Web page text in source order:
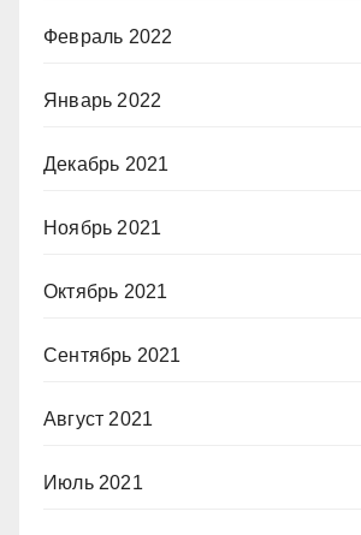
Февраль 2022
Январь 2022
Декабрь 2021
Ноябрь 2021
Октябрь 2021
Сентябрь 2021
Август 2021
Июль 2021